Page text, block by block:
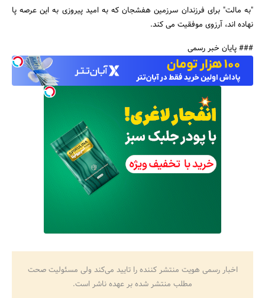
"به مالت" برای فرزندان سرزمین هفشجان که به امید پیروزی به این عرصه پا
نهاده اند، آرزوی موفقیت می کند.
### پایان خبر رسمی
اخبار رسمی هویت منتشر کننده را تایید می‌کند ولی مسئولیت صحت
مطلب منتشر شده بر عهده ناشر است.